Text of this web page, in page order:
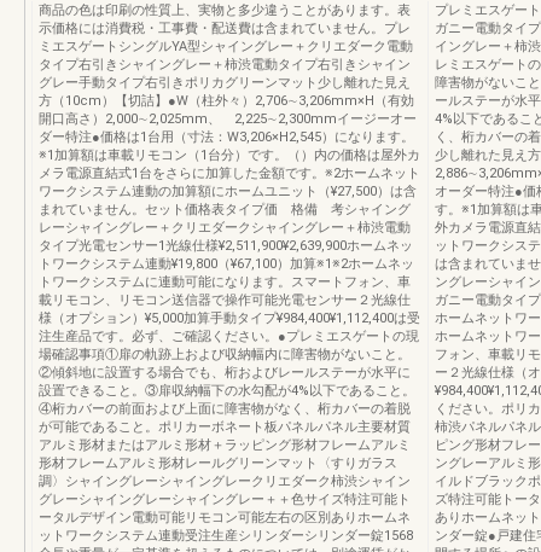
商品の色は印刷の性質上、実物と多少違うことがあります。表
示価格には消費税・工事費・配送費は含まれていません。プレ
ミエスゲートシングルYA型シャイングレー＋クリエダーク電動
タイプ右引きシャイングレー＋柿渋電動タイプ右引きシャイン
グレー手動タイプ右引きポリカグリーンマット少し離れた見え
方（10cm）【切詰】●W（柱外々）2,706∼3,206mm×H（有効
開口高さ）2,000∼2,025mm、 2,225∼2,300mmイージーオー
ダー特注●価格は1台用（寸法：W3,206×H2,545）になります。
※1加算額は車載リモコン（1台分）です。（）内の価格は屋外カ
メラ電源直結式1台をさらに加算した金額です。※2ホームネット
ワークシステム連動の加算額にホームユニット（¥27,500）は含
まれていません。セット価格表タイプ価 格備 考シャイング
レーシャイングレー＋クリエダークシャイングレー＋柿渋電動
タイプ光電センサー1光線仕様¥2,511,900¥2,639,900ホームネッ
トワークシステム連動¥19,800（¥67,100）加算※1※2ホームネッ
トワークシステムに連動可能になります。スマートフォン、車
載リモコン、リモコン送信器で操作可能光電センサー２光線仕
様（オプション）¥5,000加算手動タイプ¥984,400¥1,112,400は受
注生産品です。必ず、ご確認ください。●プレミエスゲートの現
場確認事項①扉の軌跡上および収納幅内に障害物がないこと。
②傾斜地に設置する場合でも、桁およびレールステーが水平に
設置できること。③扉収納幅下の水勾配が4%以下であること。
④桁カバーの前面および上面に障害物がなく、桁カバーの着脱
が可能であること。ポリカーボネート板パネルパネル主要材質
アルミ形材またはアルミ形材＋ラッピング形材フレームアルミ
形材フレームアルミ形材レールグリーンマット〈すりガラス
調〉シャイングレーシャイングレークリエダーク柿渋シャイン
グレーシャイングレーシャイングレー＋＋色サイズ特注可能ト
ータルデザイン電動可能リモコン可能左右の区別ありホームネ
ットワークシステム連動受注生産シリンダーシリンダー錠1568
プレミエスゲー
ガニー電動タイ
イングレー＋柿
レミエスゲート
障害物がないこ
ールステーが水
4%以下であるこ
く、桁カバーの
少し離れた見え
オーダー特注●価
す。※1加算額は
外カメラ電源直
ットワークシス
は含まれていま
ングレーシャイ
ガニー電動タイ
ホームネットワ
ホームネットワ
フォン、車載リ
ー２光線仕様（
ください。ポリ
柿渋パネルパネ
ピング形材フレ
ングレーアルミ
イルドブラック
ズ特注可能トー
ありホームネッ
ンダー錠●戸建住